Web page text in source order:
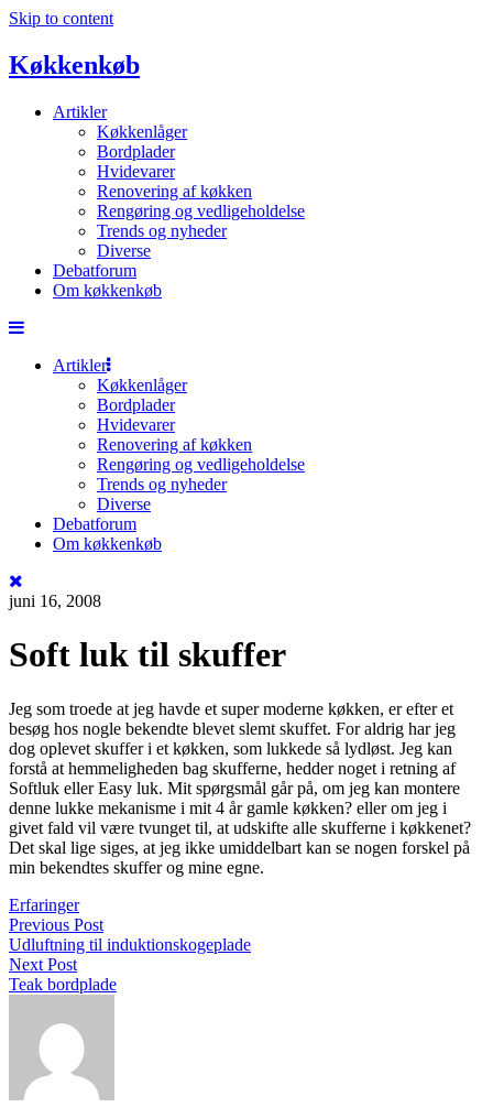
Skip to content
Køkkenkøb
Artikler
Køkkenlåger
Bordplader
Hvidevarer
Renovering af køkken
Rengøring og vedligeholdelse
Trends og nyheder
Diverse
Debatforum
Om køkkenkøb
Artikler
Køkkenlåger
Bordplader
Hvidevarer
Renovering af køkken
Rengøring og vedligeholdelse
Trends og nyheder
Diverse
Debatforum
Om køkkenkøb
juni 16, 2008
Soft luk til skuffer
Jeg som troede at jeg havde et super moderne køkken, er efter et
besøg hos nogle bekendte blevet slemt skuffet. For aldrig har jeg
dog oplevet skuffer i et køkken, som lukkede så lydløst. Jeg kan
forstå at hemmeligheden bag skufferne, hedder noget i retning af
Softluk eller Easy luk. Mit spørgsmål går på, om jeg kan montere
denne lukke mekanisme i mit 4 år gamle køkken? eller om jeg i
givet fald vil være tvunget til, at udskifte alle skufferne i køkkenet?
Det skal lige siges, at jeg ikke umiddelbart kan se nogen forskel på
min bekendtes skuffer og mine egne.
Erfaringer
Previous Post
Udluftning til induktionskogeplade
Next Post
Teak bordplade